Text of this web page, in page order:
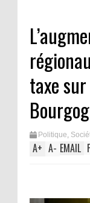
taxe
Politique,
A+ A- EMAIL